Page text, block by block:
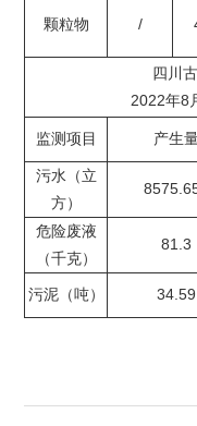
颗粒物 /
四川
2022年8
监测项目 产生
污水（立
方）
危险废液
（千克）
81.3
污泥（吨） 34.59